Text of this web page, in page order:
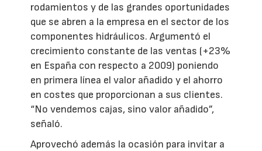
rodamientos y de las grandes oportunidades
que se abren a la empresa en el sector de los
componentes hidráulicos. Argumentó el
crecimiento constante de las ventas (+23%
en España con respecto a 2009) poniendo
en primera línea el valor añadido y el ahorro
en costes que proporcionan a sus clientes.
“No vendemos cajas, sino valor añadido”,
señaló.
Aprovechó además la ocasión para invitar a